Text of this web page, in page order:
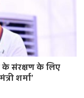
संरक्षण के लिए
शर्मा’